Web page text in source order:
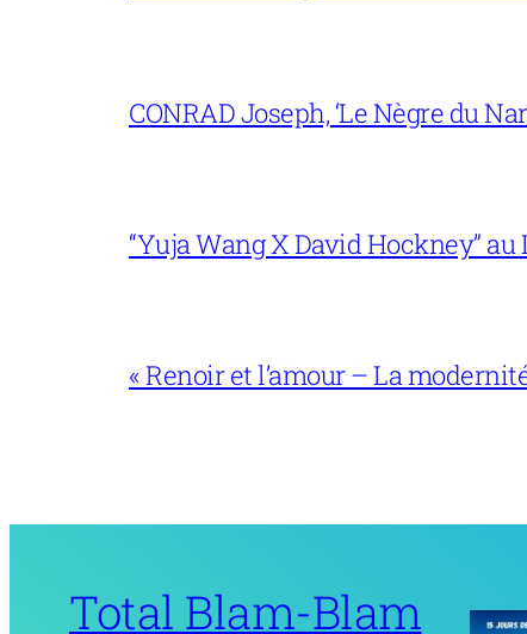
CONRAD Joseph, ‘Le Nègre du
“Yuja Wang X David Hockney”
« Renoir et l’amour – La
Total Blam-Blam